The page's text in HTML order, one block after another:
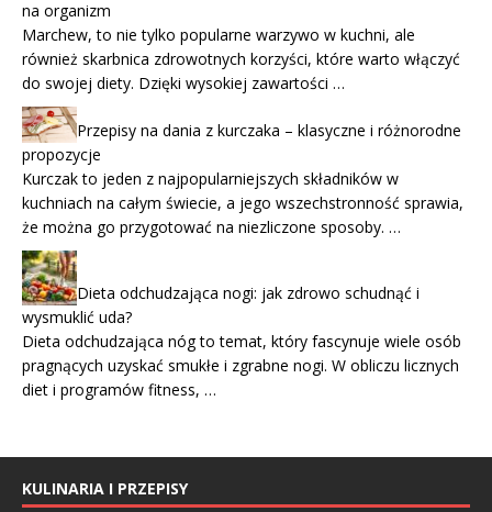
na organizm
Marchew, to nie tylko popularne warzywo w kuchni, ale
również skarbnica zdrowotnych korzyści, które warto włączyć
do swojej diety. Dzięki wysokiej zawartości …
Przepisy na dania z kurczaka – klasyczne i różnorodne
propozycje
Kurczak to jeden z najpopularniejszych składników w
kuchniach na całym świecie, a jego wszechstronność sprawia,
że można go przygotować na niezliczone sposoby. …
Dieta odchudzająca nogi: jak zdrowo schudnąć i
wysmuklić uda?
Dieta odchudzająca nóg to temat, który fascynuje wiele osób
pragnących uzyskać smukłe i zgrabne nogi. W obliczu licznych
diet i programów fitness, …
KULINARIA I PRZEPISY